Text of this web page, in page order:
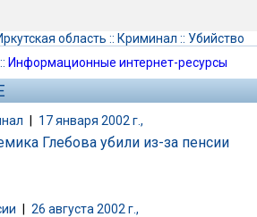
область :: Криминал :: Убийство
:: Информационные интернет-ресурсы
| 17 января 2002 г.,
Глебова убили из-за пенсии
| 26 августа 2002 г.,